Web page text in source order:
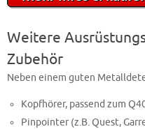
Weitere
Zubehör
Neben einem guten
Kopfhörer, passend zum
Pinpointer (z.B. Quest,